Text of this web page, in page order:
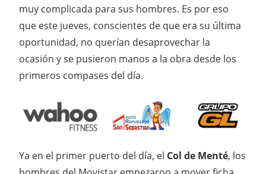
muy complicada para sus hombres. Es por eso
que este jueves, conscientes de que era su última
oportunidad, no querían desaprovechar la
ocasión y se pusieron manos a la obra desde los
primeros compases del día.
Ya en el primer puerto del día, el Col de Menté, los